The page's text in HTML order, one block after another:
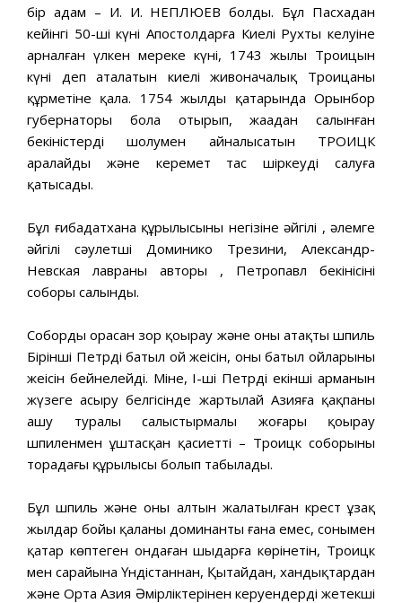
бір адам – И. И. НЕПЛЮЕВ болды. Бұл Пасхадан
кейінгі 50-ші күні Апостолдарға Киелі Рухтың келуіне
арналған үлкен мереке күні, 1743 жылы Троицын
күні деп аталатын киелі живоначалық Троицаның
құрметіне қала. 1754 жылдың қаңтарында Орынбор
губернаторы бола отырып, жаңадан салынған
бекіністерді шолумен айналысатын ТРОИЦК
аралайды және керемет тас шіркеуді салуға
қатысады.
Бұл ғибадатхана құрылысының негізіне әйгілі , әлемге
әйгілі сәулетші Доминико Трезини, Александр-
Невская лавраның авторы , Петропавл бекінісінің
соборы салынды.
Собордың орасан зор қоңырау және оның атақты шпиль
Бірінші Петрдің батыл ой жеңісін, оның батыл ойларының
жеңісін бейнелейді. Міне, І-ші Петрдің екінші арманын
жүзеге асыру белгісінде жартылай Азияға қақпаны
ашу туралы салыстырмалы жоғары қоңырау
шпиленмен ұштасқан қасиетті – Троицк соборының
тораңдағы құрылысы болып табылады.
Бұл шпиль және оның алтын жалатылған крест ұзақ
жылдар бойы қаланың доминанты ғана емес, сонымен
қатар көптеген ондаған шыңдарға көрінетін, Троицк
мен сарайына Үндістаннан, Қытайдан, хандықтардан
және Орта Азия Әмірліктерінен керуендердің жетекші